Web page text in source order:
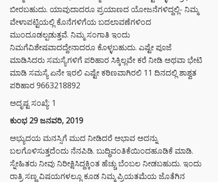
ಬೀರಬಹುದು. ಯಾವುದಾದರೂ ಪ್ರಯಾಣದ ಯೋಜನೆಗಳಿದ್ದಲ್ಲಿ- ನಿಮ್ಮ
ವೇಳಾಪಟ್ಟಿಯಲ್ಲಿ ಕೊನೆಗಳಿಗೆಯ ಬದಲಾವಣೆಗಳಿಂದ
ಮುಂದೂಡಲ್ಪಡುತ್ತವೆ. ನಿಮ್ಮ ಸಂಗಾತಿ ಇಂದು
ನಿಮಗೆವಿಶೇಷವಾದದ್ದೇನಾದರೂ ಕೊಳ್ಳಬಹುದು. ಎಷ್ಟೇ ಪೂಜೆ
ಮಾಡಿಸಿದರು ಸಮಸ್ಯೆಗಳಿಗೆ ಪರಿಹಾರ ಸಿಕ್ಕಿಲ್ಲವೇ ಕರೆ ನೀಡಿ ಅಥವಾ ಭೇಟಿ
ಮಾಡಿ ಸಮಸ್ಯೆ ಏನೇ ಇರಲಿ ಎಷ್ಟೇ ಕಠಿಣವಾಗಿರಲಿ 11 ದಿನದಲ್ಲಿ ಶಾಶ್ವತ
ಪರಿಹಾರ 9663218892
ಅದೃಷ್ಟ ಸಂಖ್ಯೆ: 1
ಕುಂಭ 29 ಜನವರಿ, 2019
ಅಭ್ಯುದಯ ಮನಸ್ಸಿಗೆ ಮುದ ನೀಡಿದರೆ ಅಭಾವ ಅದನ್ನು
ಬಲಗೊಳಿಸುತ್ತದೆಂದು ನೆನಪಿಡಿ. ಬುದ್ಧಿವಂತಿಕೆಯಿಂದಹೂಡಿಕೆ ಮಾಡಿ.
ಸ್ನೇಹಿತರು ನೀವು ನಿರೀಕ್ಷಿಸಿದ್ದಕ್ಕಿಂತ ಹೆಚ್ಚು ಬೆಂಬಲ ನೀಡಬಹುದು. ಇಂದು
ರಾತ್ರಿ ಸಣ್ಣ ವಿಷಯಗಳಲ್ಲೂ ಕೂಡ ನಿಮ್ಮ ಪ್ರಿಯತಮೆಯ ಜೊತೆಗಿನ